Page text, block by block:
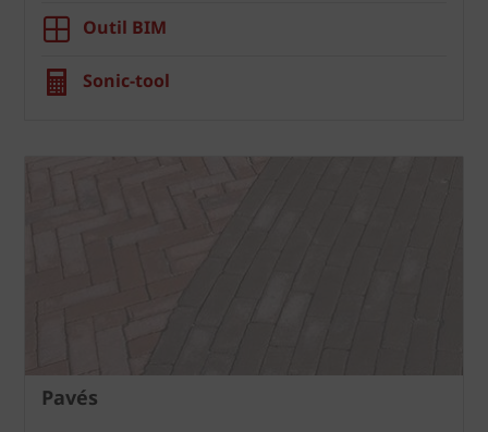
Outil BIM
Sonic-tool
Pavés